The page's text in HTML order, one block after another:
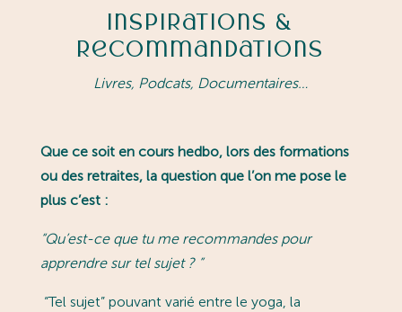
Inspirations &
Recommandations
Livres, Podcats, Documentaires…
Que ce soit en cours hedbo, lors des formations
ou des retraites, la question que l’on me pose le
plus c’est :
“Qu’est-ce que tu me recommandes pour
apprendre sur tel sujet ? ”
“Tel sujet” pouvant varié entre le yoga, la